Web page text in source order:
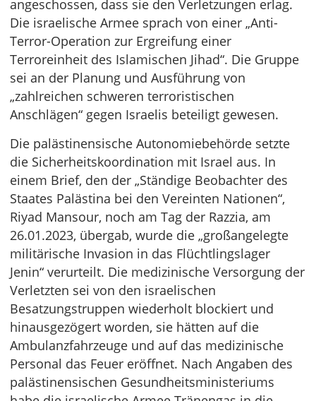
angeschossen, dass sie den Verletzungen erlag.
Die israelische Armee sprach von einer „Anti-
Terror-Operation zur Ergreifung einer
Terroreinheit des Islamischen Jihad“. Die Gruppe
sei an der Planung und Ausführung von
„zahlreichen schweren terroristischen
Anschlägen“ gegen Israelis beteiligt gewesen.
Die palästinensische Autonomiebehörde setzte
die Sicherheitskoordination mit Israel aus. In
einem Brief, den der „Ständige Beobachter des
Staates Palästina bei den Vereinten Nationen“,
Riyad Mansour, noch am Tag der Razzia, am
26.01.2023, übergab, wurde die „großangelegte
militärische Invasion in das Flüchtlingslager
Jenin“ verurteilt. Die medizinische Versorgung der
Verletzten sei von den israelischen
Besatzungstruppen wiederholt blockiert und
hinausgezögert worden, sie hätten auf die
Ambulanzfahrzeuge und auf das medizinische
Personal das Feuer eröffnet. Nach Angaben des
palästinensischen Gesundheitsministeriums